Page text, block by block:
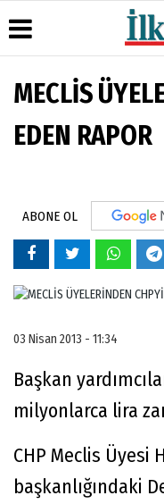
Üye Paneli
Haber
Arşivi
Günün
Haberleri
MECLİS
EDEN RAPOR
ABONE OL
03 Nisan 2013 - 11:34
Başkan
milyonlarca lira
CHP Meclis Üyesi
başkanlığındaki